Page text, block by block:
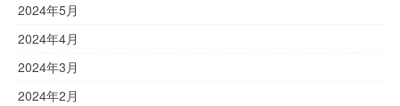
2024年5月
2024年4月
2024年3月
2024年2月